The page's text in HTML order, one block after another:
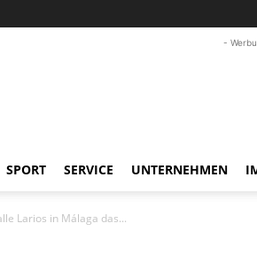
-
SPORT SERVICE UNTERNEHMEN
Larios in Málaga das...